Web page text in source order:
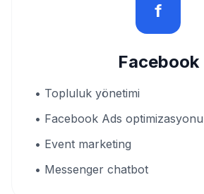
f
Facebook
• Topluluk yönetimi
• Facebook Ads optimizasyonu
• Event marketing
• Messenger chatbot